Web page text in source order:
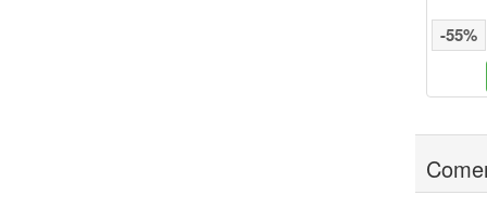
-55%